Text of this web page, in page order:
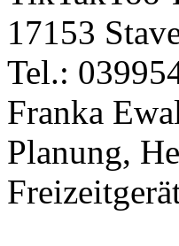
17153
Tel.:
Franka
Planung,